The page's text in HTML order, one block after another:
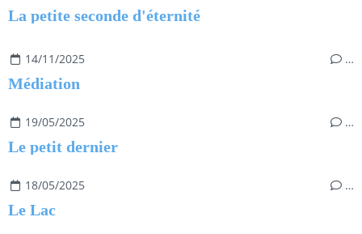
La petite seconde d'éternité
14/11/2025 …
Médiation
19/05/2025 …
Le petit dernier
18/05/2025 …
Le Lac